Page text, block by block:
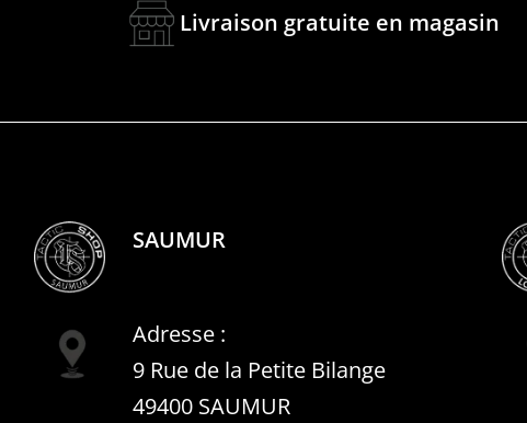
Livraison gratuite en magasin
SAUMUR
Adresse :
9 Rue de la Petite Bilange
49400 SAUMUR